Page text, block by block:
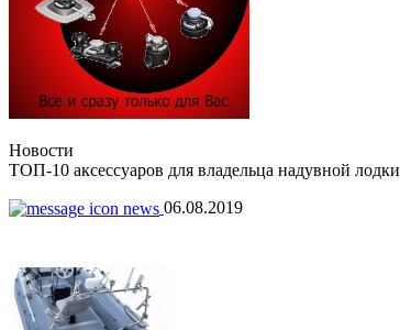
Новости
ТОП-10 аксессуаров для владельца надувной лодки
06.08.2019